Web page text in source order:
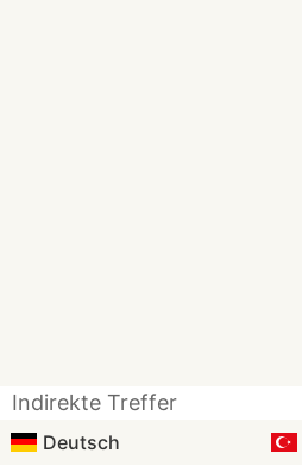
Indirekte Treffer
Deutsch